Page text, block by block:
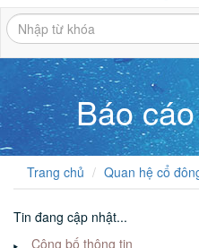
Báo
Trang chủ Quan hệ cổ
Tin đang cập nhật...
Công bố thông tin